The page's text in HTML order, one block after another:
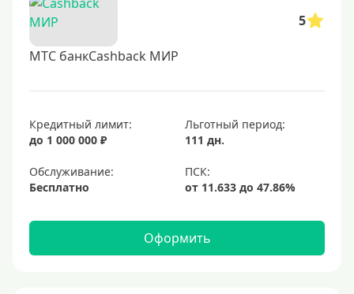
5
МТС банкCashback МИР
Кредитный лимит:
до 1 000 000 ₽
Льготный период:
111 дн.
Обслуживание:
Бесплатно
Оформить